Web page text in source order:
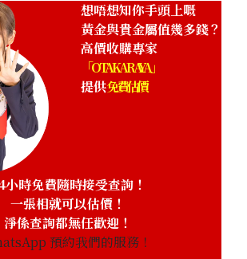
想唔想知你手頭上嘅
黃金與貴金屬值幾多錢？
高價收購專家
「OTAKARAYA」
提供免費估價
小時免費隨時接受查詢！
一張相就可以估價！
淨係查詢都無任歡迎！
預約我們的服務！